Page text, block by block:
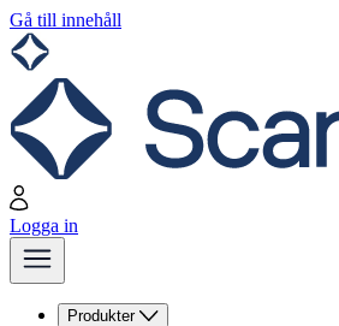
Gå till innehåll
Logga in
Produkter